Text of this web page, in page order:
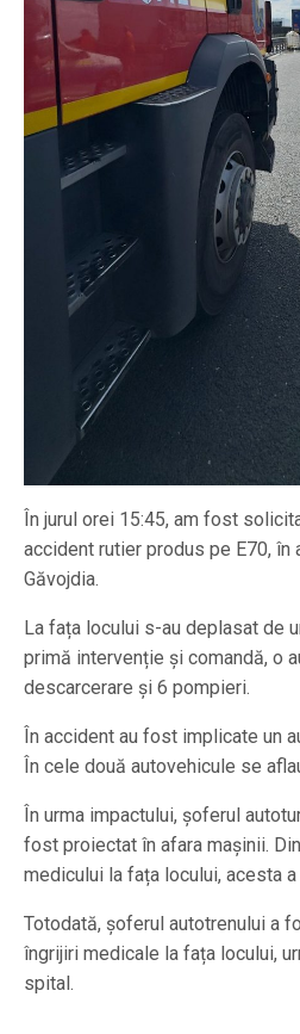
În jurul orei 15:45, am fost
accident rutier produs pe E70,
Găvojdia.
La fața locului s-au deplasat de
primă intervenție și comandă, o
descarcerare și 6 pompieri.
În accident au fost implicate un
În cele două autovehicule se
În urma impactului, șoferul
fost proiectat în afara mașinii.
medicului la fața locului, acesta
Totodată, șoferul autotrenului a
îngrijiri medicale la fața locului,
spital.